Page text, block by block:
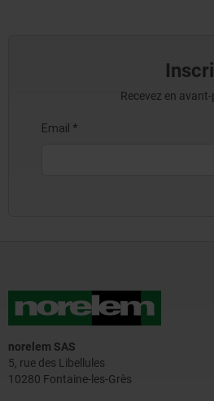
Recevez en
norelem SAS
5, rue des Libellules
10280 Fontaine-les-Grès